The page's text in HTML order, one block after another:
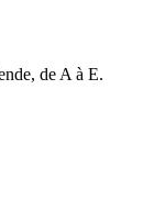
de A à E.